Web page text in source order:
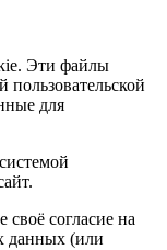
Эти файлы
для
согласие на
данных (или